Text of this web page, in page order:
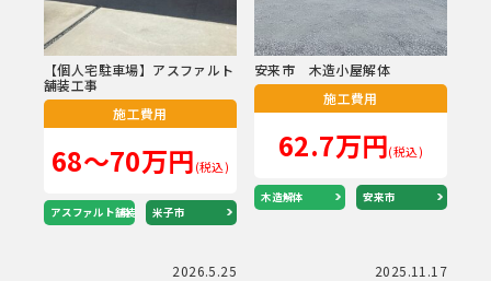
【個人宅駐車場】アスファルト
舗装工事
施工費用
68～70万円(税込)
アスファルト舗装 米子市
安来市 木造小屋解体
施工費用
62.7万円(税込)
木造解体 安来市
2026.5.25 2025.11.17